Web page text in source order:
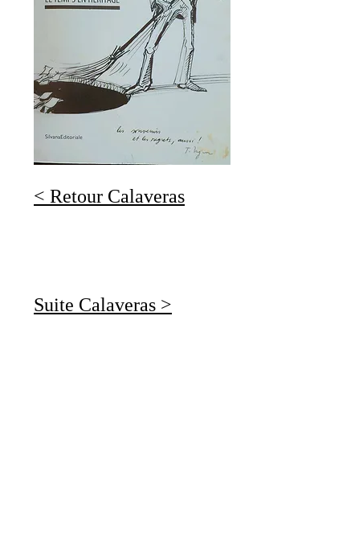
< Retour Calaveras
Suite Calaveras >